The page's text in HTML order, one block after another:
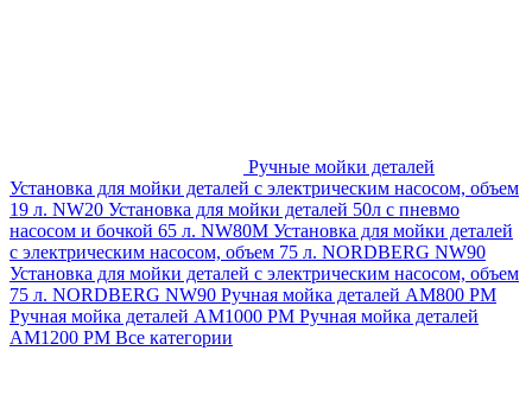
Ручные мойки деталей
Установка для мойки деталей с электрическим насосом, объем
19 л. NW20 Установка для мойки деталей 50л с пневмо
насосом и бочкой 65 л. NW80M Установка для мойки деталей
с электрическим насосом, объем 75 л. NORDBERG NW90
Установка для мойки деталей с электрическим насосом, объем
75 л. NORDBERG NW90 Ручная мойка деталей АМ800 РМ
Ручная мойка деталей АМ1000 РМ Ручная мойка деталей
АМ1200 РМ Все категории